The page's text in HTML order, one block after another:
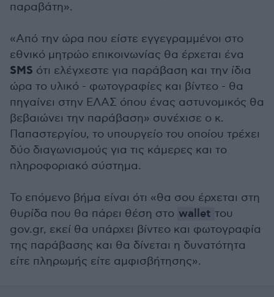
παραβάτη».
«Από την ώρα που είστε εγγεγραμμένοι στο
εθνικό μητρώο επικοινωνίας θα έρχεται ένα
SMS ότι ελέγχεστε για παράβαση και την ίδια
ώρα το υλικό - φωτογραφίες και βίντεο - θα
πηγαίνει στην ΕΛΑΣ όπου ένας αστυνομικός θα
βεβαιώνει την παράβαση» συνέχισε ο κ.
Παπαστεργίου, το υπουργείο του οποίου τρέχει
δύο διαγωνισμούς για τις κάμερες και το
πληροφοριακό σύστημα.
Το επόμενο βήμα είναι ότι «θα σου έρχεται στη
θυρίδα που θα πάρει θέση στο wallet του
gov.gr, εκεί θα υπάρχει βίντεο και φωτογραφία
της παράβασης και θα δίνεται η δυνατότητα
είτε πληρωμής είτε αμφισβήτησης».